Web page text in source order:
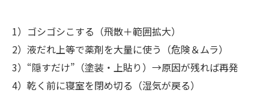
1）ゴシゴシこする（飛散＋範囲拡大）
2）液だれ上等で薬剤を大量に使う（危険＆ムラ）
3）“隠すだけ”（塗装・上貼り）→原因が残れば再発
4）乾く前に寝室を閉め切る（湿気が戻る）